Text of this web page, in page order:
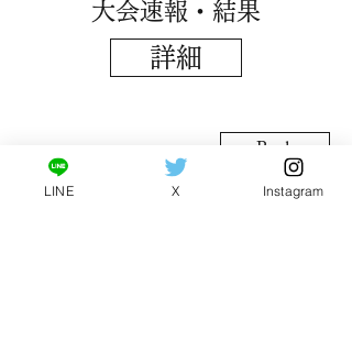
​大会速報・結果
詳細
Back
LINE X Instagram